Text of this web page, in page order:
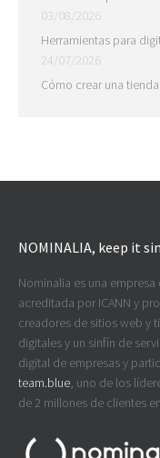
03/08/2026
Herramientas para
24/07/2026
Cómo crear una
NOMINALIA, keep it
Nominalia es una
acreditada por ICANN y
creadores de sitios web y
digitales y un sinfín de
digital de empresas y
team.blue, uno de los
de 2 millones de clientes